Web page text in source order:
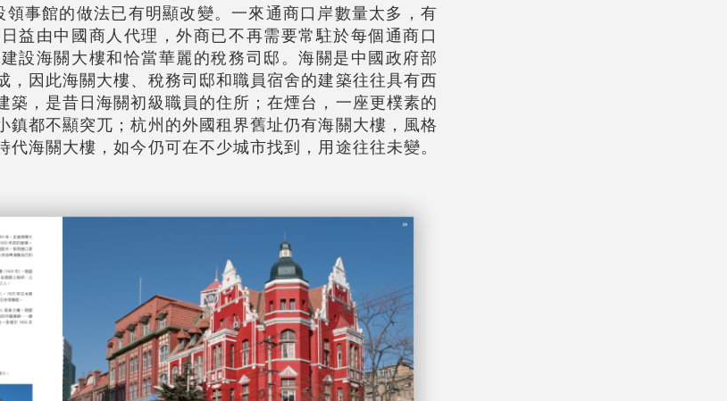
事館的做法已有明顯改變。一來通商口岸數量太多，有
益由中國商人代理，外商已不再需要常駐於每個通商口
設海關大樓和恰當華麗的稅務司邸。海關是中國政府部
，因此海關大樓、稅務司邸和職員宿舍的建築往往具有西
，是昔日海關初級職員的住所；在煙台，一座更樸素的
都不顯突兀；杭州的外國租界舊址仍有海關大樓，風格
海關大樓，如今仍可在不少城市找到，用途往往未變。